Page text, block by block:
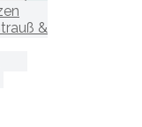
&